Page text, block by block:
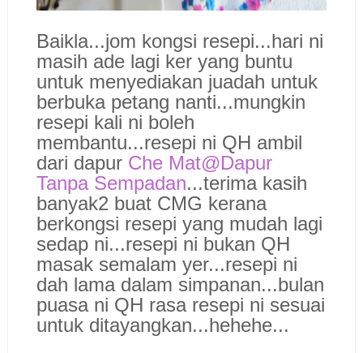
Baikla...jom kongsi resepi...hari ni
masih ade lagi ker yang buntu
untuk menyediakan juadah untuk
berbuka petang nanti...mungkin
resepi kali ni boleh
membantu...resepi ni QH ambil
dari dapur Che Mat@Dapur
Tanpa Sempadan...terima kasih
banyak2 buat CMG kerana
berkongsi resepi yang mudah lagi
sedap ni...resepi ni bukan QH
masak semalam yer...resepi ni
dah lama dalam simpanan...bulan
puasa ni QH rasa resepi ni sesuai
untuk ditayangkan...hehehe...